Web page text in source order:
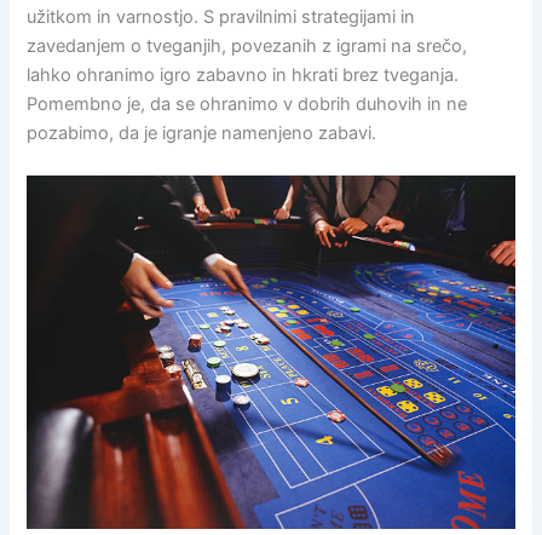
užitkom in varnostjo. S pravilnimi strategijami in
zavedanjem o tveganjih, povezanih z igrami na srečo,
lahko ohranimo igro zabavno in hkrati brez tveganja.
Pomembno je, da se ohranimo v dobrih duhovih in ne
pozabimo, da je igranje namenjeno zabavi.